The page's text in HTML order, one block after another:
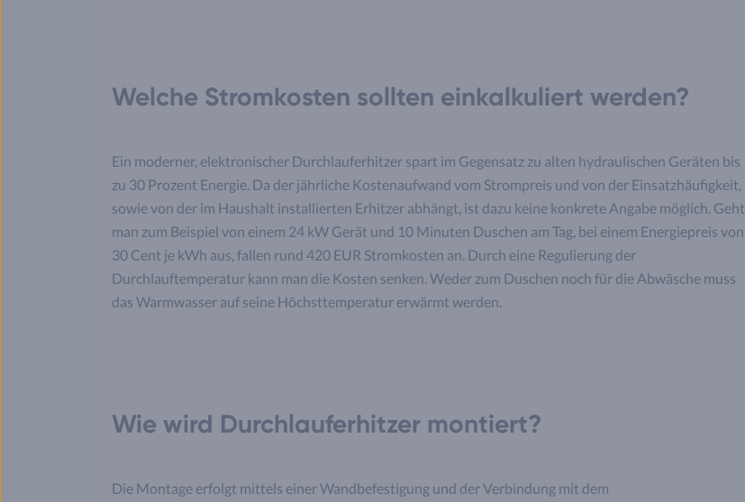
Welche Stromkosten sollten einkalkuliert werden?
Ein moderner, elektronischer Durchlauferhitzer spart im Gegensatz zu alten hydraulischen Geräten bis
zu 30 Prozent Energie. Da der jährliche Kostenaufwand vom Strompreis und von der Einsatzhäufigkeit,
sowie von der im Haushalt installierten Erhitzer abhängt, ist dazu keine konkrete Angabe möglich. Geht
man zum Beispiel von einem 24 kW Gerät und 10 Minuten Duschen am Tag, bei einem Energiepreis von
30 Cent je kWh aus, fallen rund 420 EUR Stromkosten an. Durch eine Regulierung der
Durchlauftemperatur kann man die Kosten senken. Weder zum Duschen noch für die Abwäsche muss
das Warmwasser auf seine Höchsttemperatur erwärmt werden.
Wie wird Durchlauferhitzer montiert?
Die Montage erfolgt mittels einer Wandbefestigung und der Verbindung mit dem